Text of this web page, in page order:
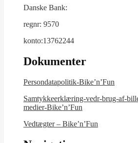
Danske Bank:
regnr: 9570
konto:13762244
Dokumenter
Persondatapolitik-Bike’n’Fun
Samtykkeerklæring-vedr-brug-af-
medier-Bike’n’Fun
Vedtægter – Bike’n’Fun